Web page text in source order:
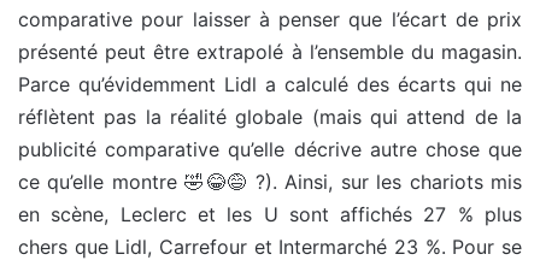
comparative pour laisser à penser que l’écart de prix
présenté peut être extrapolé à l’ensemble du magasin.
Parce qu’évidemment Lidl a calculé des écarts qui ne
réflètent pas la réalité globale (mais qui attend de la
publicité comparative qu’elle décrive autre chose que
ce qu’elle montre 🤣😂😅 ?). Ainsi, sur les chariots mis
en scène, Leclerc et les U sont affichés 27 % plus
chers que Lidl, Carrefour et Intermarché 23 %. Pour se